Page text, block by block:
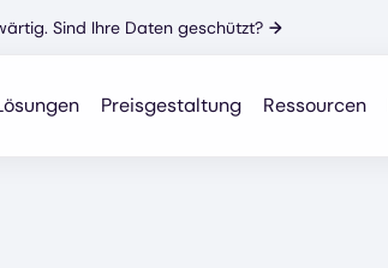
Sind Ihre Daten geschützt? →
Preisgestaltung Ressourcen